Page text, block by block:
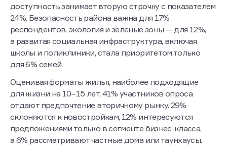
доступность занимает вторую строчку с показателем
24%. Безопасность района важна для 17%
респондентов, экология и зелёные зоны — для 12%,
а развитая социальная инфраструктура, включая
школы и поликлиники, стала приоритетом только
для 6% семей.
Оценивая форматы жилья, наиболее подходящие
для жизни на 10–15 лет, 41% участников опроса
отдают предпочтение вторичному рынку. 29%
склоняются к новостройкам, 12% интересуются
предложениями только в сегменте бизнес-класса,
а 6% рассматривают частные дома или таунхаусы.